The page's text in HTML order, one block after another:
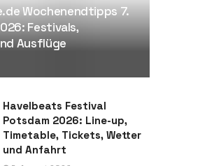
Wochenendtipps 7.
Festivals,
Ausflüge
Havelbeats Festival
Potsdam 2026: Line-up,
Timetable, Tickets, Wetter
und Anfahrt